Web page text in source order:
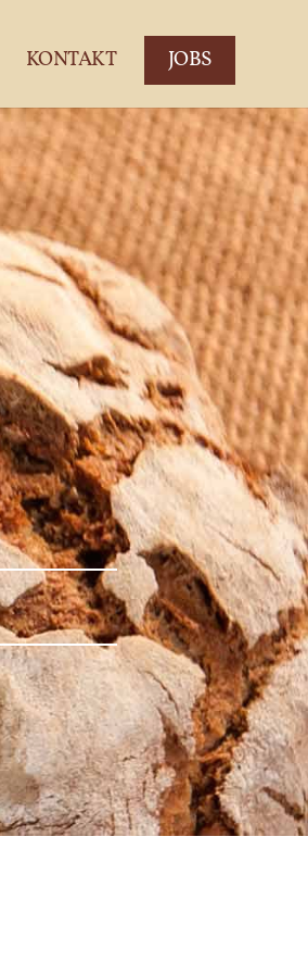
KONTAKT JOBS